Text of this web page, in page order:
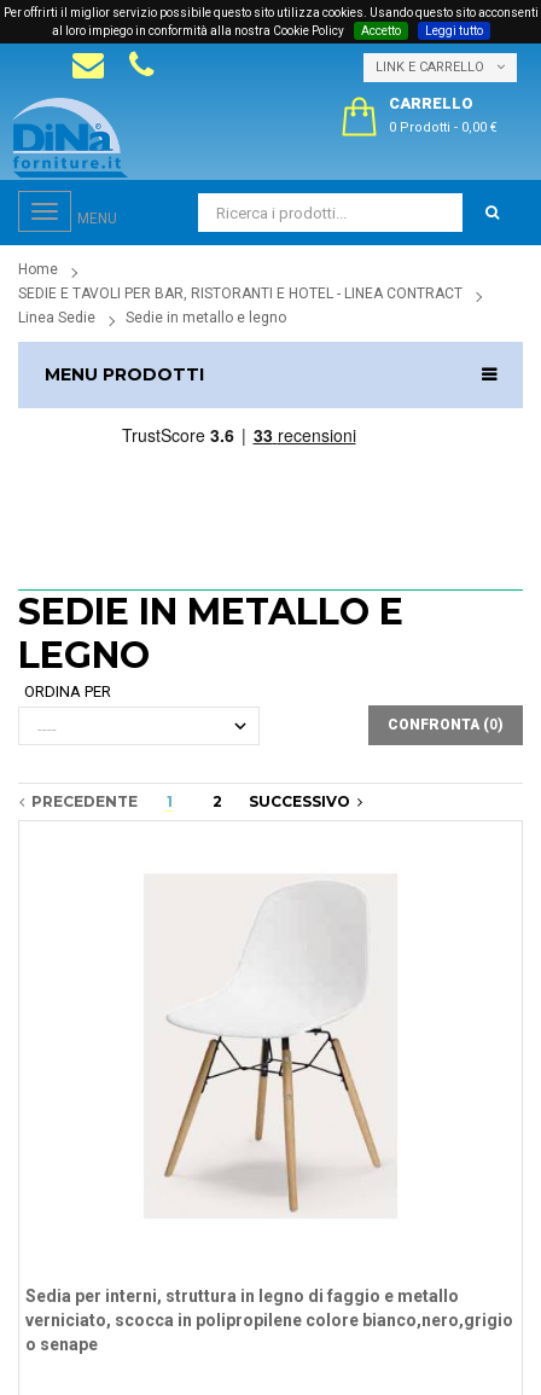
Per offrirti il miglior servizio possibile questo sito utilizza cookies. Usando questo sito acconsenti
al loro impiego in conformità alla nostra Cookie Policy
Accetto Leggi tutto
LINK E CARRELLO
CARRELLO
0 Prodotti - 0,00 €
Toggle
navigation
MENU
Home
SEDIE E TAVOLI PER BAR, RISTORANTI E HOTEL - LINEA CONTRACT
Linea Sedie
Sedie in metallo e legno
MENU PRODOTTI
SEDIE IN METALLO E
LEGNO
ORDINA PER
CONFRONTA (0)
PRECEDENTE 1 2 SUCCESSIVO
Sedia per interni, struttura in legno di faggio e metallo
verniciato, scocca in polipropilene colore bianco,nero,grigio
o senape